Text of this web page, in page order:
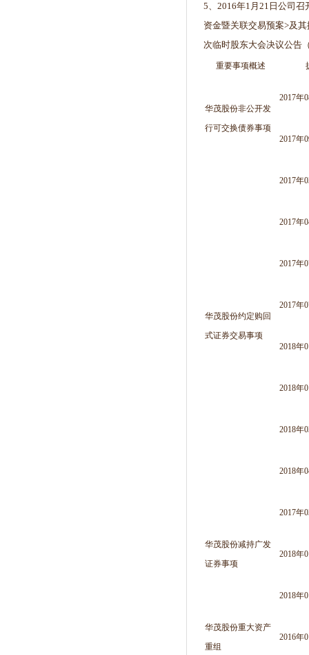
5、2016年1月21日公司
资金暨关联交易预案>及
次临时股东大会决议公告
重要事项概述
华茂股份非公开发
行可交换债券事项
2017年
2017年
华茂股份约定购回
式证券交易事项
2017年
2017年
2017年
2017年
2018年
2018年
2018年
2018年
华茂股份减持广发
证券事项
2017年
2018年
2018年
华茂股份重大资产
重组
2016年